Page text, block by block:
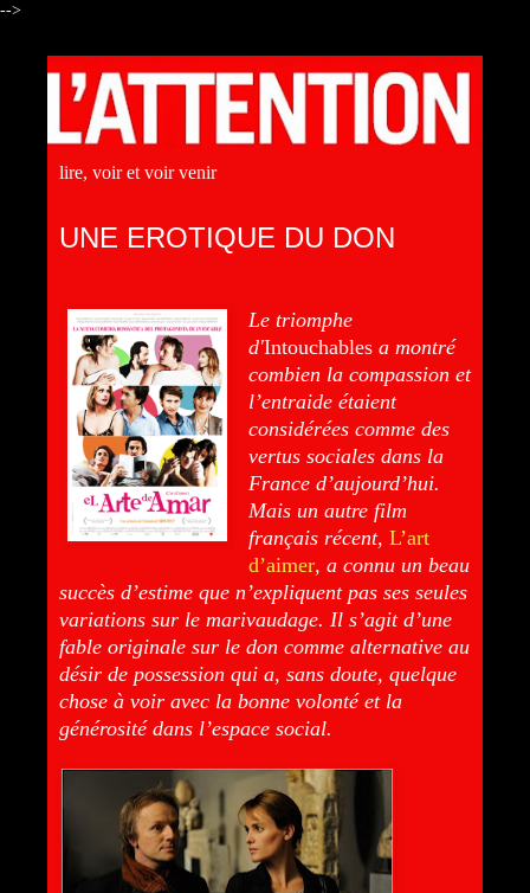
-->
lire, voir et voir venir
UNE EROTIQUE DU DON
Le triomphe
d'Intouchablesa montré
combien la compassion et
l’entraide étaient
considérées comme des
vertus sociales dans la
France d’aujourd’hui.
Mais un autre film
français récent, L’art
d’aimer, a connu un beau
succès d’estime que n’expliquent pas ses seules
variations sur le marivaudage. Il s’agit d’une
fable originale sur le don comme alternative au
désir de possession qui a, sans doute, quelque
chose à voir avec la bonne volonté et la
générosité dans l’espace social.